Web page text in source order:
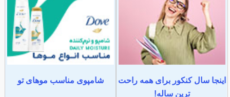
اینجا سال کنکور برای همه راحت
ترین ساله!
شامپوی مناسب موهای تو